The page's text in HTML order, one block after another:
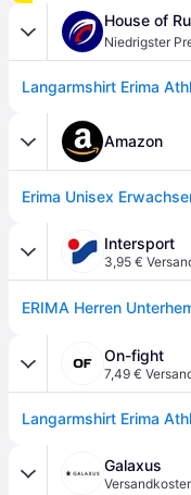
House of
Niedrigster
Langarmshirt Erima
Amazon
Intersport
3,95 €
On-fight
7,49 €
Langarmshirt Erima
Galaxus